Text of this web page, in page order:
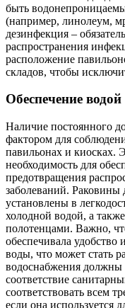
быть
(например, линолеум,
дезинфекция –
распространения
расположение
складов, чтобы
Обеспечение
Наличие постоянного
фактором для
павильонах и киосках.
необходимость для
предотвращения
заболеваний.
установлены в
холодной водой, а
полотенцами. Важно,
обеспечивала удобство
воды, что может стать
водоснабжения должны
соответствие
соответствовать всем
если она используется